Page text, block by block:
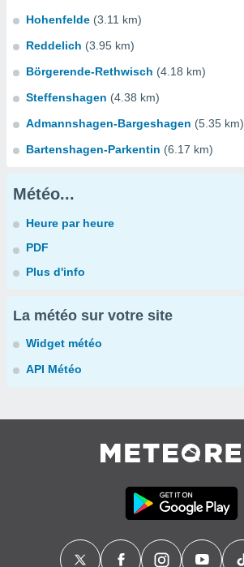
Hohenfelde (3.11 km)
Reddelich (3.95 km)
Börgerende-Rethwisch (4.18 km)
Steffenshagen (4.38 km)
Admannshagen-Bargeshagen (5.35 km)
Bartenshagen-Parkentin (6.17 km)
Météo...
Heure par heure
PDF
Plus d'info
La météo sur votre site
Widget météo
API Météo